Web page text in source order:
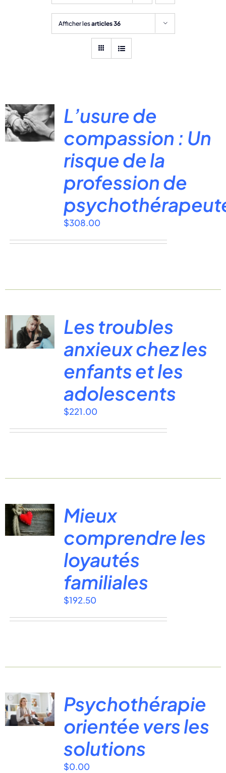
Afficher lesarticles 36
L’usure de
compassion : Un
risque de la
profession de
$308.00
Les troubles
anxieux chez les
enfants et les
adolescents
$221.00
Mieux
comprendre les
loyautés
familiales
$192.50
Psychothérapie
orientée vers les
solutions
$0.00